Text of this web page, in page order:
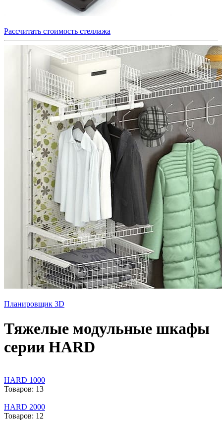
Рассчитать стоимость стеллажа
Планировщик 3D
Тяжелые модульные шкафы
серии HARD
HARD 1000
Товаров: 13
HARD 2000
Товаров: 12